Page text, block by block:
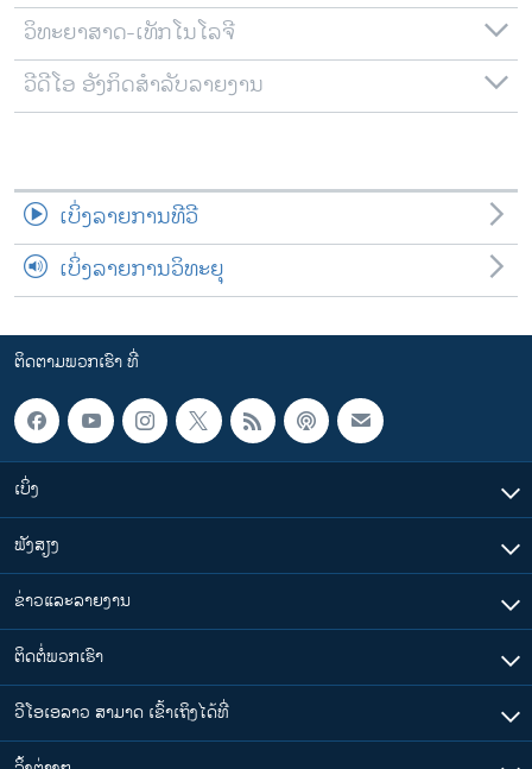
ພາສາຕ່າງໆ
ວິທະຍາສາດ-ເທັກໂນໂລຈີ
ວີດີໂອ ອັງກິດສຳລັບລາຍງານ
ເບິ່ງລາຍການທີວີ
ເບິ່ງລາຍການວິທະຍຸ
ຕິດຕາມພວກເຮົາ ທີ່
ເບິ່ງ
ຟັງສຽງ
ຂ່າວແລະລາຍງານ
ຕິດຕໍ່ພວກເຮົາ
ວີໂອເອລາວ ສາມາດ ເຂົ້າເຖິງໄດ້ທີ່